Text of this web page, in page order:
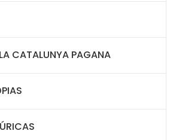
CATALUNYA PAGANA